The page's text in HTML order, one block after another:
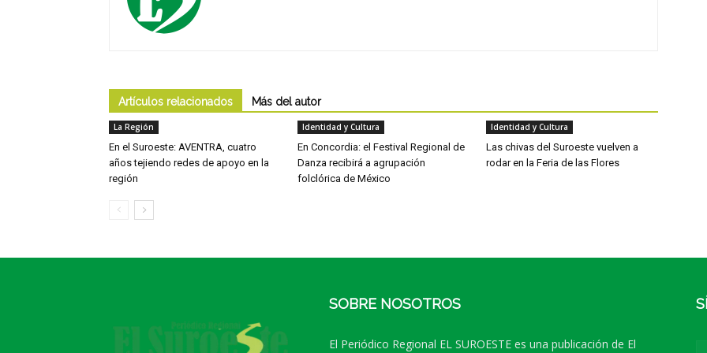
Artículos relacionados Más del autor
La Región
En el Suroeste: AVENTRA, cuatro
años tejiendo redes de apoyo en la
región
Identidad y Cultura
En Concordia: el Festival Regional de
Danza recibirá a agrupación
folclórica de México
Identidad y Cultura
Las chivas del Suroeste vuelven a
rodar en la Feria de las Flores
SOBRE NOSOTROS
El Periódico Regional EL SUROESTE es una publicación de El